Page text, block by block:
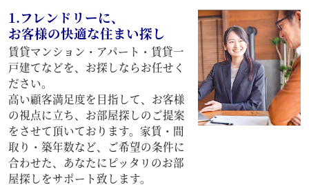
1.フレンドリーに、
お客様の快適な住まい探し
賃貸マンション・アパート・賃貸一
戸建てなどを、お探しならお任せく
ださい。
高い顧客満足度を目指して、お客様
の視点に立ち、お部屋探しのご提案
をさせて頂いております。家賃・間
取り・築年数など、ご希望の条件に
合わせた、あなたにピッタリのお部
屋探しをサポート致します。